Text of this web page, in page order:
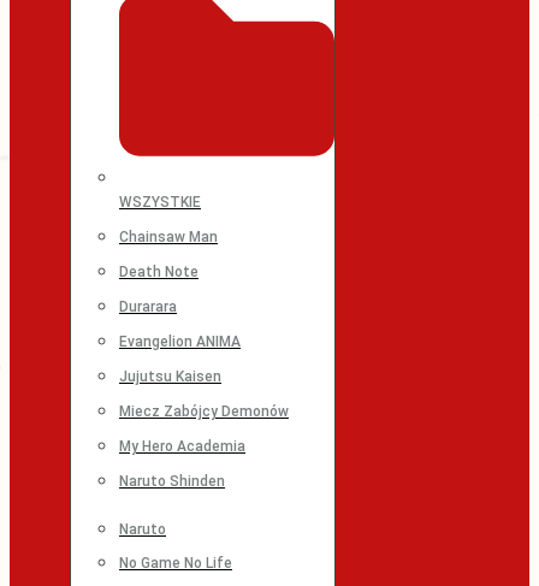
WSZYSTKIE
Chainsaw Man
Death Note
Durarara
Evangelion ANIMA
Jujutsu Kaisen
Miecz Zabójcy Demonów
My Hero Academia
Naruto Shinden
Naruto
No Game No Life